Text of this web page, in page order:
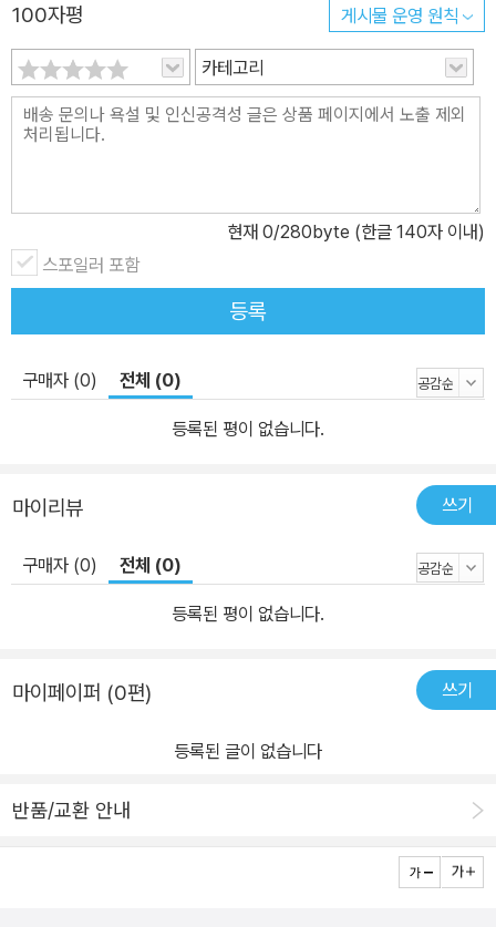
100자평 게시물 운영 원칙
카테고리
현재 0/280byte (한글 140자 이내)
스포일러 포함
등록
구매자 (0) 전체 (0)
등록된 평이 없습니다.
마이리뷰 쓰기
구매자 (0) 전체 (0)
등록된 평이 없습니다.
마이페이퍼 (0편) 쓰기
등록된 글이 없습니다
반품/교환 안내